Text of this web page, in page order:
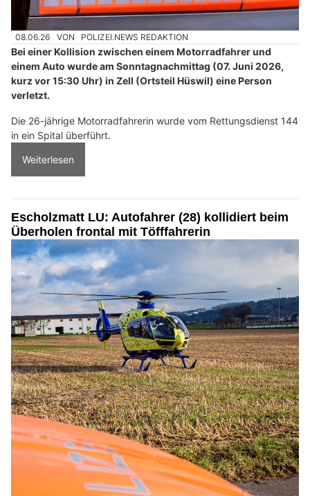
08.06.26 VON POLIZEI.NEWS REDAKTION
Bei einer Kollision zwischen einem Motorradfahrer und
einem Auto wurde am Sonntagnachmittag (07. Juni 2026,
kurz vor 15:30 Uhr) in Zell (Ortsteil Hüswil) eine Person
verletzt.
Die 26-jährige Motorradfahrerin wurde vom Rettungsdienst 144
in ein Spital überführt.
Weiterlesen
Escholzmatt LU: Autofahrer (28) kollidiert beim
Überholen frontal mit Töfffahrerin